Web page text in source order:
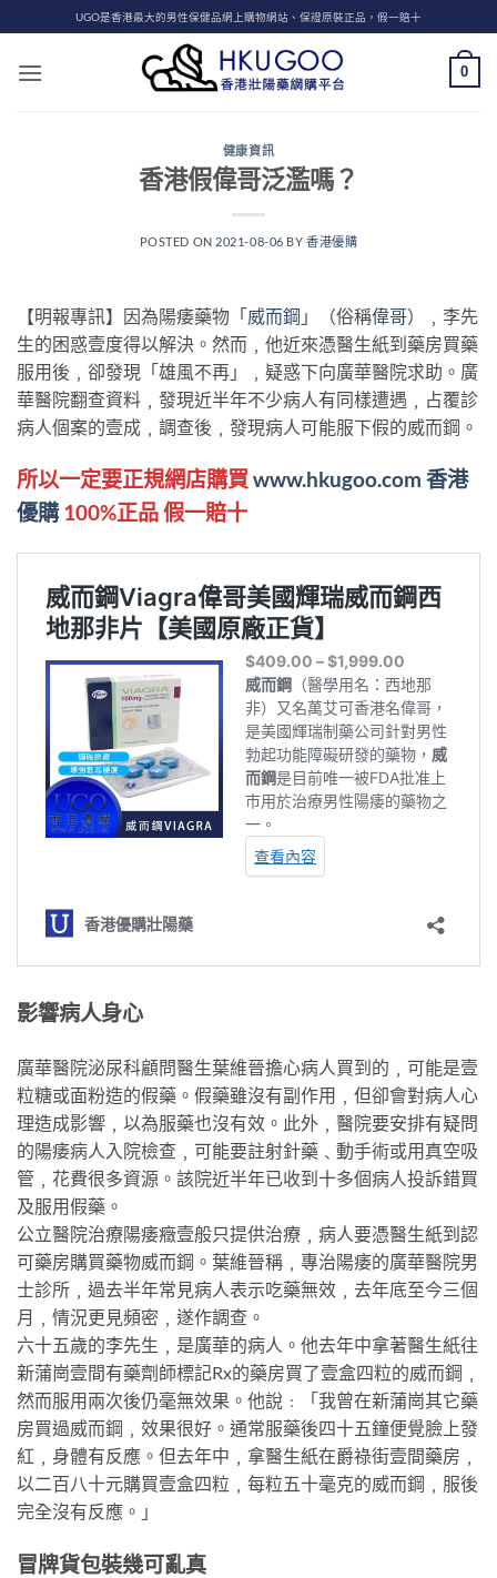
to
content
UGO是香港最大的男性保健品網上購物網站、保證原裝正品，假一賠十
0
健康資訊
香港假偉哥泛濫嗎？
POSTED ON 2021-08-06 BY香港優購
【明報專訊】因為陽痿藥物「威而鋼 」（俗稱偉哥）﹐李先
生的困惑壹度得以解決。然而﹐他近來憑醫生紙到藥房買藥
服用後﹐卻發現「雄風不再」﹐疑惑下向廣華醫院求助。廣
華醫院翻查資料﹐發現近半年不少病人有同樣遭遇﹐占覆診
病人個案的壹成﹐調查後﹐發現病人可能服下假的威而鋼。
所以一定要正規網店購買 www.hkugoo.com 香港
優購100%正品 假一賠十
影響病人身心
廣華醫院泌尿科顧問醫生葉維晉擔心病人買到的﹐可能是壹
粒糖或面粉造的假藥。假藥雖沒有副作用﹐但卻會對病人心
理造成影響﹐以為服藥也沒有效。此外﹐醫院要安排有疑問
的陽痿病人入院檢查﹐可能要註射針藥﹑動手術或用真空吸
管﹐花費很多資源。該院近半年已收到十多個病人投訴錯買
及服用假藥。
公立醫院治療陽痿癥壹般只提供治療﹐病人要憑醫生紙到認
可藥房購買藥物威而鋼。葉維晉稱﹐專治陽痿的廣華醫院男
士診所﹐過去半年常見病人表示吃藥無效﹐去年底至今三個
月﹐情況更見頻密﹐遂作調查。
六十五歲的李先生﹐是廣華的病人。他去年中拿著醫生紙往
新蒲崗壹間有藥劑師標記Rx的藥房買了壹盒四粒的威而鋼﹐
然而服用兩次後仍毫無效果。他說﹕「我曾在新蒲崗其它藥
房買過威而鋼﹐效果很好。通常服藥後四十五鐘便覺臉上發
紅﹐身體有反應。但去年中﹐拿醫生紙在爵祿街壹間藥房﹐
以二百八十元購買壹盒四粒﹐每粒五十毫克的威而鋼﹐服後
完全沒有反應。」
冒牌貨包裝幾可亂真